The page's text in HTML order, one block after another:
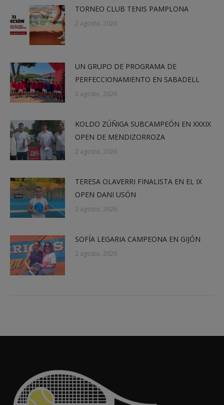
TORNEO CLUB TENIS PAMPLONA
2 agosto, 2026
UN GRUPO DE PROGRAMA DE
PERFECCIONAMIENTO EN SABADELL
2 agosto, 2026
KOLDO ZÚÑIGA SUBCAMPEÓN EN XXXIX
OPEN DE MENDIZORROZA
2 agosto, 2026
TERESA OLAVERRI FINALISTA EN EL IX
OPEN DANI USÓN
2 agosto, 2026
SOFÍA LEGARIA CAMPEONA EN GIJÓN
2 agosto, 2026